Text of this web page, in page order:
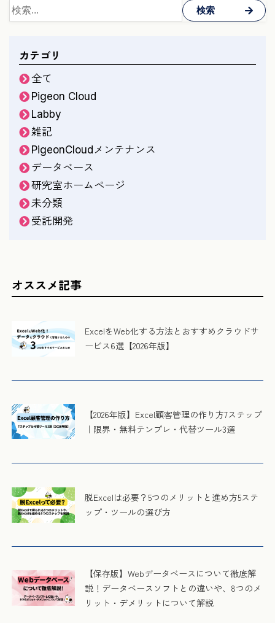
検索
カテゴリ
全て
Pigeon Cloud
Labby
雑記
PigeonCloudメンテナンス
データベース
研究室ホームページ
未分類
受託開発
オススメ記事
ExcelをWeb化する方法とおすすめクラウドサ
ービス6選【2026年版】
【2026年版】Excel顧客管理の作り方7ステップ
｜限界・無料テンプレ・代替ツール3選
脱Excelは必要？5つのメリットと進め方5ステ
ップ・ツールの選び方
【保存版】Webデータベースについて徹底解
説！データベースソフトとの違いや、8つのメ
リット・デメリットについて解説